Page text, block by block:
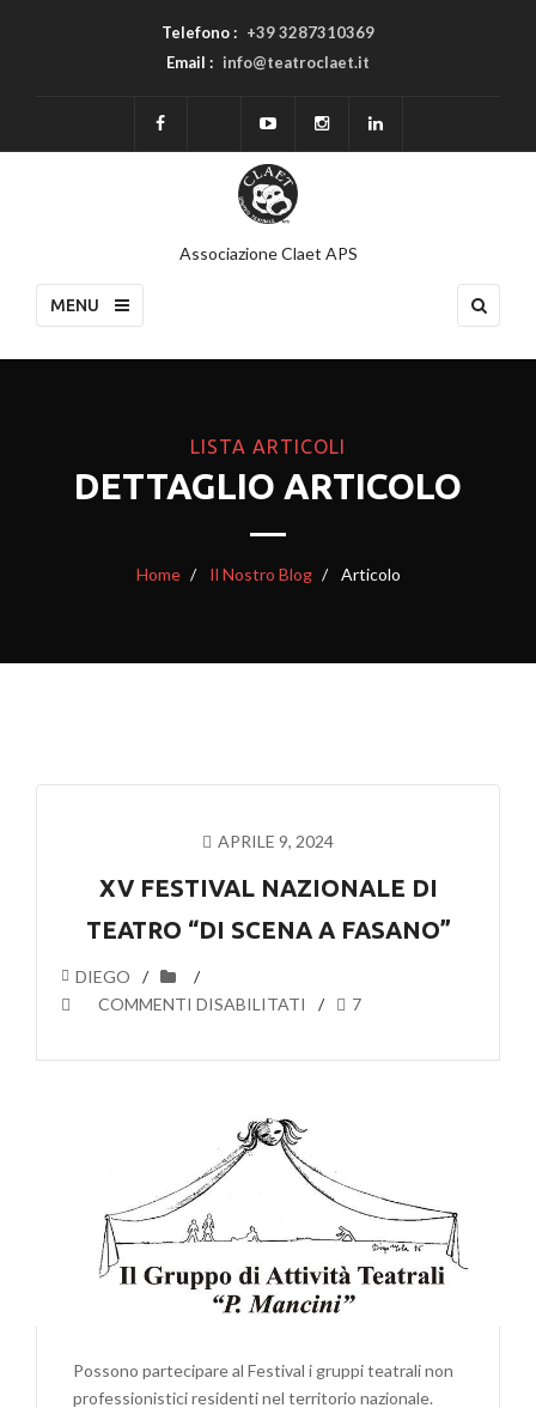
Telefono : +39 3287310369
Email : info@teatroclaet.it
Associazione Claet APS
MENU
LISTA ARTICOLI
DETTAGLIO ARTICOLO
Home Il Nostro Blog Articolo
APRILE 9, 2024
XV FESTIVAL NAZIONALE DI
TEATRO “DI SCENA A FASANO”
DIEGO
COMMENTI DISABILITATI
SU
FESTIVAL
A
FASANO”
7
Possono partecipare al Festival i gruppi teatrali non
professionistici residenti nel territorio nazionale.